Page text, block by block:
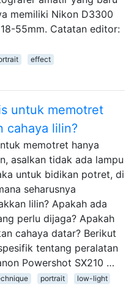
memiliki Nikon D3300
55mm. Catatan editor:
effect
untuk memotret
cahaya lilin?
memotret hanya
asalkan tidak ada lampu
untuk bidikan potret, di
seharusnya
lilin? Apakah ada
perlu dijaga? Apakah
cahaya datar? Berikut
tentang peralatan
Powershot SX210 …
portrait
low-light